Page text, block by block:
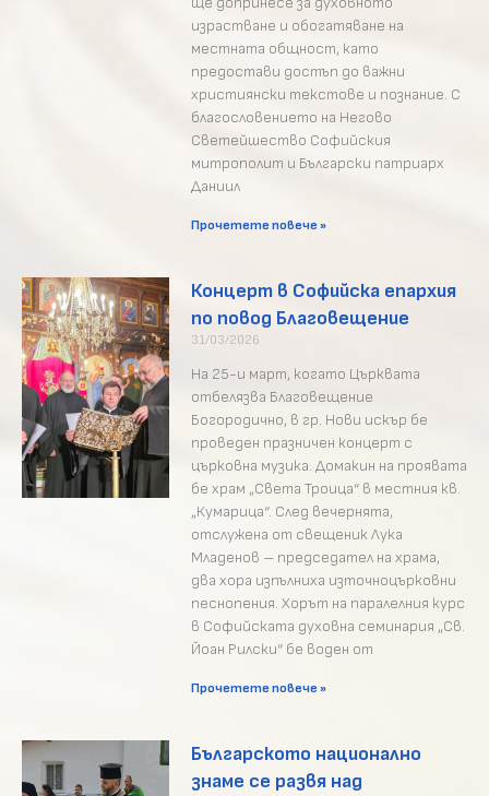
израстване и обогатяване на
местната общност, като
предостави достъп до важни
християнски текстове и познание. С
благословението на Негово
Светейшество Софийския
митрополит и Български патриарх
Даниил
Прочетете повече »
Концерт в Софийска епархия
по повод Благовещение
31/03/2026
На 25-и март, когато Църквата
отбелязва Благовещение
Богородично, в гр. Нови искър бе
проведен празничен концерт с
църковна музика. Домакин на проявата
бе храм „Света Троица“ в местния кв.
„Кумарица“. След вечернята,
отслужена от свещеник Лука
Младенов – председател на храма,
два хора изпълниха източноцърковни
песнопения. Хорът на паралелния курс
в Софийската духовна семинария „Св.
Йоан Рилски“ бе воден от
Прочетете повече »
Българското национално
знаме се развя над